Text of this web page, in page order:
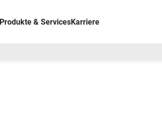
Produkte & ServicesKarriere